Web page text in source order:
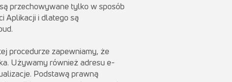
przechowywane tylko w sposób
Aplikacji i dlatego są
procedurze zapewniamy, że
Używamy również adresu e-
Podstawą prawną